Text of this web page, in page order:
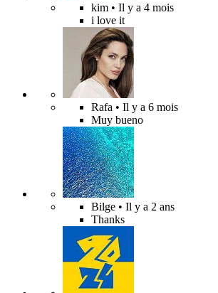
kim • Il y a 4 mois
i love it
Rafa • Il y a 6 mois
Muy bueno
Bilge • Il y a 2 ans
Thanks